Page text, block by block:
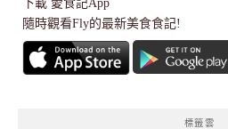
下載 愛食記App
隨時觀看Fly的最新美食食記!
標籤雲